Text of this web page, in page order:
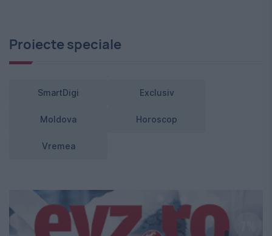
Proiecte speciale
SmartDigi Exclusiv
Moldova Horoscop
Vremea